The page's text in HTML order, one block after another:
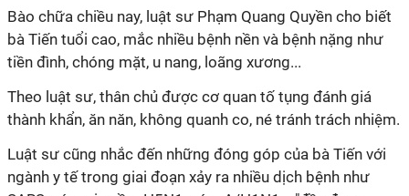
Bào chữa chiều nay, luật sư Phạm Quang Quyền cho biết
bà Tiến tuổi cao, mắc nhiều bệnh nền và bệnh nặng như
tiền đình, chóng mặt, u nang, loãng xương...
Theo luật sư, thân chủ được cơ quan tố tụng đánh giá
thành khẩn, ăn năn, không quanh co, né tránh trách nhiệm.
Luật sư cũng nhắc đến những đóng góp của bà Tiến với
ngành y tế trong giai đoạn xảy ra nhiều dịch bệnh như